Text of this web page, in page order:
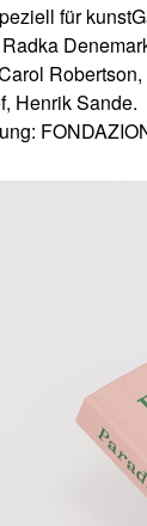
für
Henrik Sande.